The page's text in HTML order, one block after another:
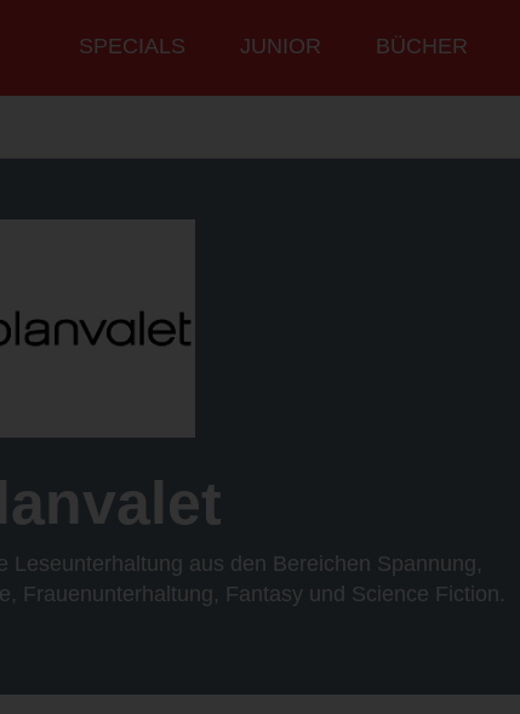
Hauptmenü
SPECIALS JUNIOR BÜCHER
Leseunterhaltung aus den Bereichen Spannung,
Frauenunterhaltung, Fantasy und Science Fiction.